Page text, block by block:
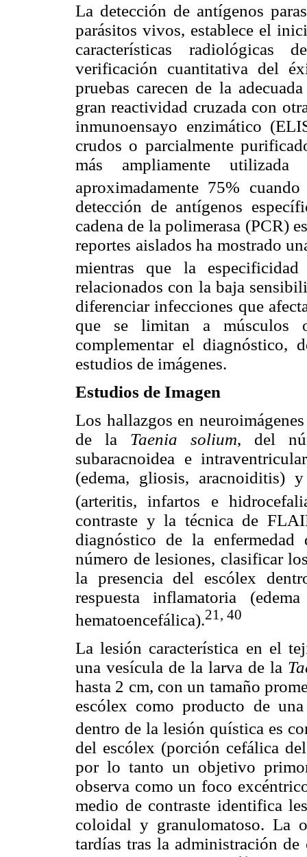
La detección de antígenos
parásitos vivos, establece el
características radiológicas
verificación cuantitativa del
pruebas carecen de la
gran reactividad cruzada con
inmunoensayo enzimático
crudos o parcialmente
más ampliamente
aproximadamente 75%
detección de antígenos
cadena de la polimerasa (PCR)
reportes aislados ha mostrado
mientras que la
relacionados con la baja
diferenciar infecciones que
que se limitan a músculos
complementar el
estudios de imágenes.
Estudios de Imagen
Los hallazgos en
de la Taenia solium, del
subaracnoidea e
(edema, gliosis, aracnoiditis)
(arteritis, infartos e
contraste y la técnica de
diagnóstico de la
número de lesiones, clasificar
la presencia del escólex
respuesta inflamatoria
hematoencefálica).21, 40
La lesión característica en el
una vesícula de la larva de la
hasta 2 cm, con un tamaño
escólex como producto de
dentro de la lesión quística es
del escólex (porción cefálica
por lo tanto un objetivo
observa como un foco
medio de contraste identifica
coloidal y granulomatoso. La
tardías tras la administración